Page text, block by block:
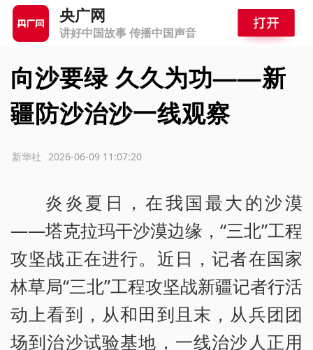
央广网
讲好中国故事 传播中国声音
向沙要绿 久久为功——新
疆防沙治沙一线观察
2026-06-09 11:07:20
新华社
炎炎夏日，在我国最大的沙漠
——塔克拉玛干沙漠边缘，“三北”工程
攻坚战正在进行。近日，记者在国家
林草局“三北”工程攻坚战新疆记者行活
动上看到，从和田到且末，从兵团团
场到治沙试验基地，一线治沙人正用